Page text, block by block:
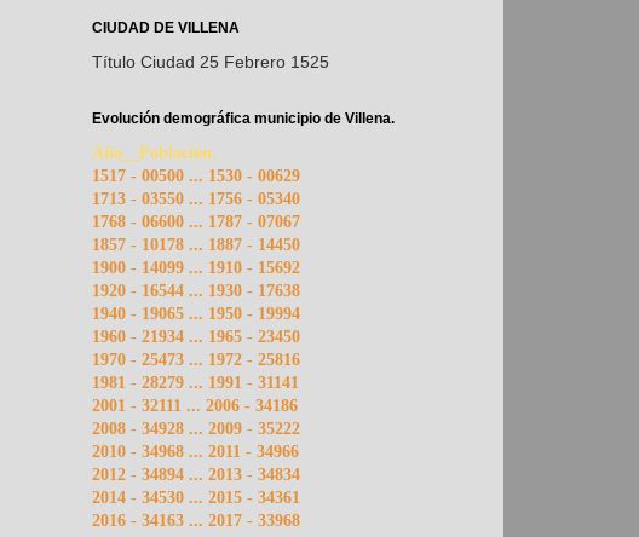
CIUDAD DE VILLENA
Título Ciudad 25 Febrero 1525
Evolución demográfica municipio de Villena.
Año__Población.
1517 - 00500 ... 1530 - 00629
1713 - 03550 ... 1756 - 05340
1768 - 06600 ... 1787 - 07067
1857 - 10178 ... 1887 - 14450
1900 - 14099 ... 1910 - 15692
1920 - 16544 ... 1930 - 17638
1940 - 19065 ... 1950 - 19994
1960 - 21934 ... 1965 - 23450
1970 - 25473 ... 1972 - 25816
1981 - 28279 ... 1991 - 31141
2001 - 32111 ... 2006 - 34186
2008 - 34928 ... 2009 - 35222
2010 - 34968 ... 2011 - 34966
2012 - 34894 ... 2013 - 34834
2014 - 34530 ... 2015 - 34361
2016 - 34163 ... 2017 - 33968